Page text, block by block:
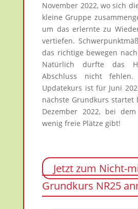
November 2022, wo sich
kleine Gruppe
um das erlernte zu
vertiefen.
das richtige bewegen
Natürlich durfte das
Abschluss nicht
Updatekurs ist für Juni
nächste Grundkurs startet
Dezember 2022, bei
wenig freie Plätze gibt!
Jetzt zum Nicht-
Grundkurs NR25